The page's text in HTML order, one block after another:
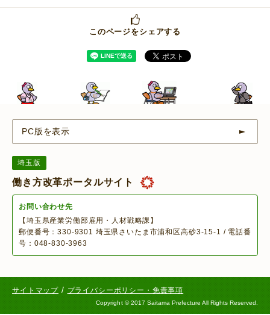
このページをシェアする
PC版を表示
埼玉版
働き方改革ポータルサイト
お問い合わせ先
【埼玉県産業労働部雇用・人材戦略課】
郵便番号：330-9301 埼玉県さいたま市浦和区高砂3-15-1 / 電話番
号：048-830-3963
サイトマップ / プライバシーポリシー・免責事項
Copyright ©2017 Saitama Prefecture All Rights Reserved.